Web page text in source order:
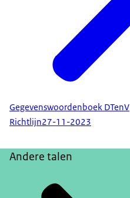
Gegevenswoordenboek DTenV
Richtlijn27-11-2023
Andere talen